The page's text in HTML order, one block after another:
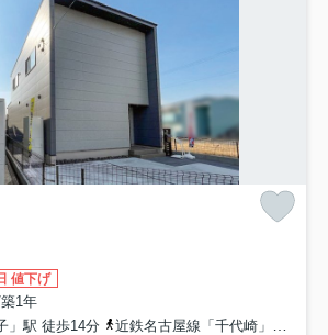
値下げ
1年
」駅 徒歩14分
近鉄名古屋線「千代崎」駅 徒歩27分